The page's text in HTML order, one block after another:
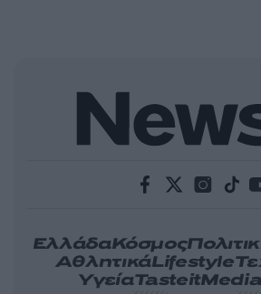
ΕλλάδαΚόσμος
ΑθλητικάLifestyle
ΥγείαTasteitMedia